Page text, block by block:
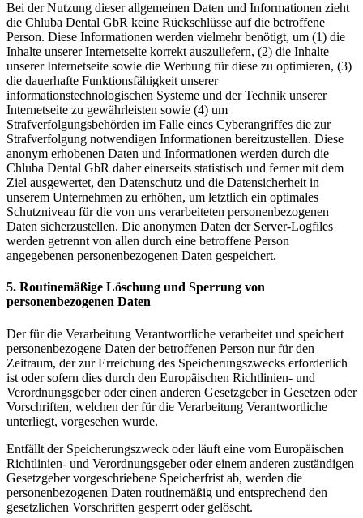
Bei der Nutzung dieser allgemeinen Daten und Informationen zieht
die Chluba Dental GbR keine Rückschlüsse auf die betroffene
Person. Diese Informationen werden vielmehr benötigt, um (1) die
Inhalte unserer Internetseite korrekt auszuliefern, (2) die Inhalte
unserer Internetseite sowie die Werbung für diese zu optimieren, (3)
die dauerhafte Funktionsfähigkeit unserer
informationstechnologischen Systeme und der Technik unserer
Internetseite zu gewährleisten sowie (4) um
Strafverfolgungsbehörden im Falle eines Cyberangriffes die zur
Strafverfolgung notwendigen Informationen bereitzustellen. Diese
anonym erhobenen Daten und Informationen werden durch die
Chluba Dental GbR daher einerseits statistisch und ferner mit dem
Ziel ausgewertet, den Datenschutz und die Datensicherheit in
unserem Unternehmen zu erhöhen, um letztlich ein optimales
Schutzniveau für die von uns verarbeiteten personenbezogenen
Daten sicherzustellen. Die anonymen Daten der Server-Logfiles
werden getrennt von allen durch eine betroffene Person
angegebenen personenbezogenen Daten gespeichert.
5. Routinemäßige Löschung und Sperrung von
personenbezogenen Daten
Der für die Verarbeitung Verantwortliche verarbeitet und speichert
personenbezogene Daten der betroffenen Person nur für den
Zeitraum, der zur Erreichung des Speicherungszwecks erforderlich
ist oder sofern dies durch den Europäischen Richtlinien- und
Verordnungsgeber oder einen anderen Gesetzgeber in Gesetzen oder
Vorschriften, welchen der für die Verarbeitung Verantwortliche
unterliegt, vorgesehen wurde.
Entfällt der Speicherungszweck oder läuft eine vom Europäischen
Richtlinien- und Verordnungsgeber oder einem anderen zuständigen
Gesetzgeber vorgeschriebene Speicherfrist ab, werden die
personenbezogenen Daten routinemäßig und entsprechend den
gesetzlichen Vorschriften gesperrt oder gelöscht.